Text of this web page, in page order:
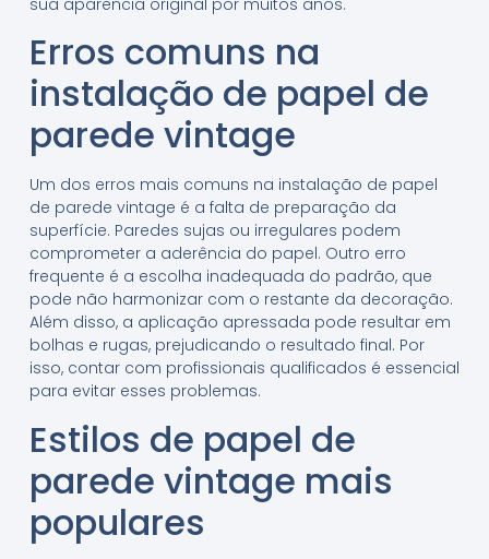
sua aparência original por muitos anos.
Erros comuns na
instalação de papel de
parede vintage
Um dos erros mais comuns na instalação de papel
de parede vintage é a falta de preparação da
superfície. Paredes sujas ou irregulares podem
comprometer a aderência do papel. Outro erro
frequente é a escolha inadequada do padrão, que
pode não harmonizar com o restante da decoração.
Além disso, a aplicação apressada pode resultar em
bolhas e rugas, prejudicando o resultado final. Por
isso, contar com profissionais qualificados é essencial
para evitar esses problemas.
Estilos de papel de
parede vintage mais
populares